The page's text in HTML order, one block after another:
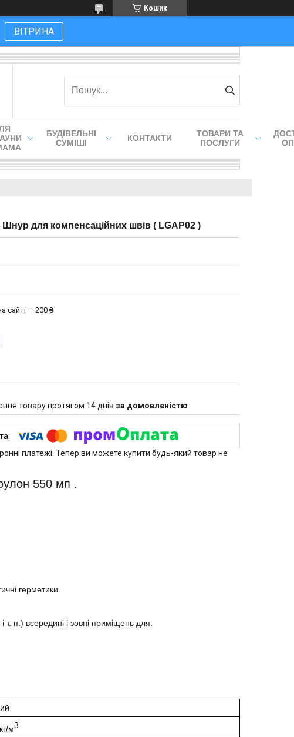
Кошик
ВІТРИНА
БУДІВЕЛЬНІ
СУМІШІ
КОНТАКТИ
ТОВАРИ ТА
ПОСЛУГИ
для компенсаційних швів ( LGAP02 )
сайті — 200 ₴
товару протягом 14 днів за домовленістю
платежі. Тепер ви можете купити будь-який товар не
550 мп .
герметики.
п.) всередині і зовні приміщень для:
м3